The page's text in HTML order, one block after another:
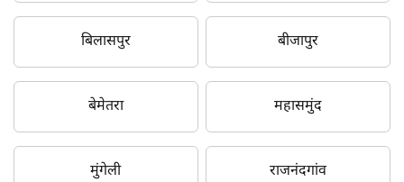
बिलासपुर बीजापुर
बेमेतरा महासमुंद
मुंगेली राजनंदगांव